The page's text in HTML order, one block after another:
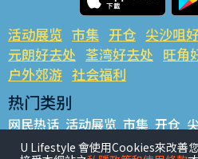
活动展览 市集 开仓 尖沙咀
元朗好去处 荃湾好去处 旺角
户外郊游 社会福利
热门类别
网民热话 活动展览 市集 开仓
铜锣湾好去处 元朗好去处 荃湾
U Lifestyle 會使用Cookies來改善